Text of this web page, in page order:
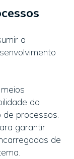
a
do
processos.
garantir
de